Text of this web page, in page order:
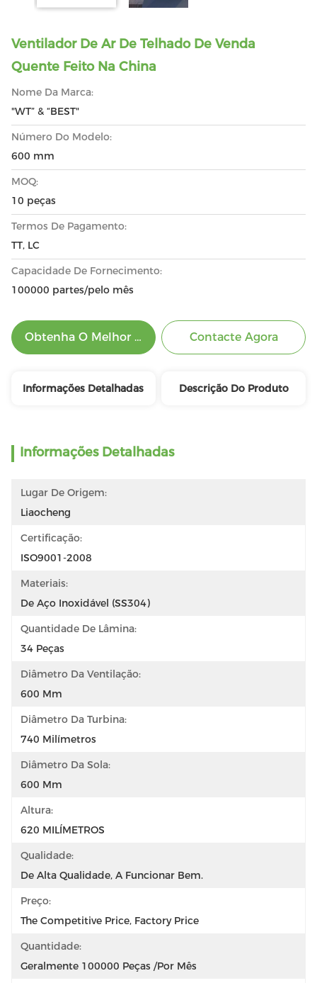
Ventilador De Ar De Telhado De Venda
Quente Feito Na China
Nome Da Marca:
"WT” & “BEST"
Número Do Modelo:
600 mm
MOQ:
10 peças
Termos De Pagamento:
TT, LC
Capacidade De Fornecimento:
100000 partes/pelo mês
Obtenha O Melhor Preço Contacte Agora
Informações Detalhadas Descrição Do Produto
Informações Detalhadas
Lugar De Origem:
Liaocheng
Certificação:
ISO9001-2008
Materiais:
De Aço Inoxidável (SS304)
Quantidade De Lâmina:
34 Peças
Diâmetro Da Ventilação:
600 Mm
Diâmetro Da Turbina:
740 Milímetros
Diâmetro Da Sola:
600 Mm
Altura:
620 MILÍMETROS
Qualidade:
De Alta Qualidade, A Funcionar Bem.
Preço:
The Competitive Price, Factory Price
Quantidade:
Geralmente 100000 Peças /por Mês